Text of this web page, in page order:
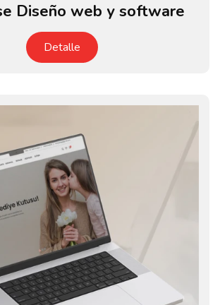
Diseño web y software
Detalle